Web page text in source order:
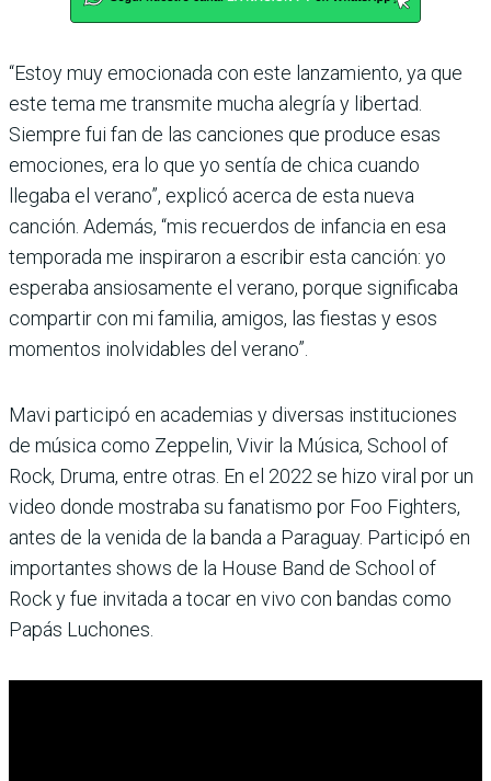
“Estoy muy emocionada con este lanzamiento, ya que
este tema me transmite mucha alegría y libertad.
Siempre fui fan de las canciones que produce esas
emociones, era lo que yo sentía de chica cuando
llegaba el verano”, explicó acerca de esta nueva
canción. Además, “mis recuerdos de infancia en esa
temporada me inspiraron a escribir esta canción: yo
esperaba ansiosamente el verano, porque significaba
compartir con mi familia, amigos, las fiestas y esos
momentos inolvidables del verano”.
Mavi participó en academias y diversas instituciones
de música como Zeppelin, Vivir la Música, School of
Rock, Druma, entre otras. En el 2022 se hizo viral por un
video donde mostraba su fanatismo por Foo Fighters,
antes de la venida de la banda a Paraguay. Participó en
importantes shows de la House Band de School of
Rock y fue invitada a tocar en vivo con bandas como
Papás Luchones.